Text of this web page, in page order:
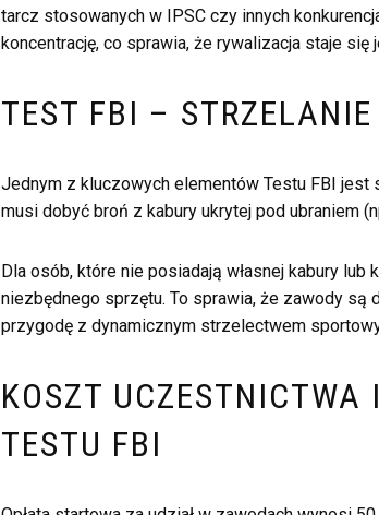
tarcz stosowanych w IPSC czy innych
koncentrację, co sprawia, że rywalizacja staje
TEST FBI –
Jednym z kluczowych elementów Testu FBI
musi dobyć broń z kabury ukrytej pod ubraniem
Dla osób, które nie posiadają własnej kabury
niezbędnego sprzętu. To sprawia, że zawody
przygodę z dynamicznym strzelectwem
KOSZT UCZESTNICTWA
TESTU FBI